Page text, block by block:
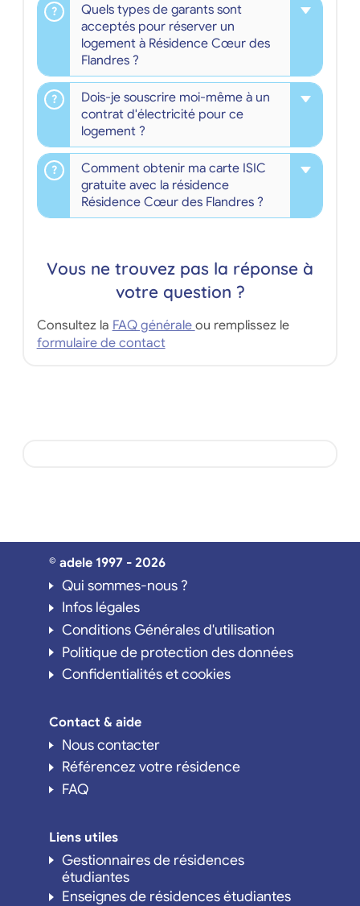
Quels types de garants sont
acceptés pour réserver un
logement à Résidence Cœur des
Flandres ?
Dois-je souscrire moi-même à un
contrat d'électricité pour ce
logement ?
Comment obtenir ma carte ISIC
gratuite avec la résidence
Résidence Cœur des Flandres ?
Vous ne trouvez pas la réponse à
votre question ?
Consultez la FAQ générale ou remplissez le
formulaire de contact
© adele 1997 - 2026
Qui sommes-nous ?
Infos légales
Conditions Générales d'utilisation
Politique de protection des données
Confidentialités et cookies
Contact & aide
Nous contacter
Référencez votre résidence
FAQ
Liens utiles
Gestionnaires de résidences
étudiantes
Enseignes de résidences étudiantes